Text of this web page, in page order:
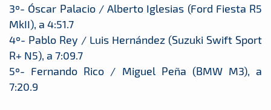
3º- Óscar Palacio / Alberto Iglesias (Ford Fiesta R5
MkII), a 4:51.7
4º- Pablo Rey / Luis Hernández (Suzuki Swift Sport
R+ N5), a 7:09.7
5º- Fernando Rico / Miguel Peña (BMW M3), a
7:20.9